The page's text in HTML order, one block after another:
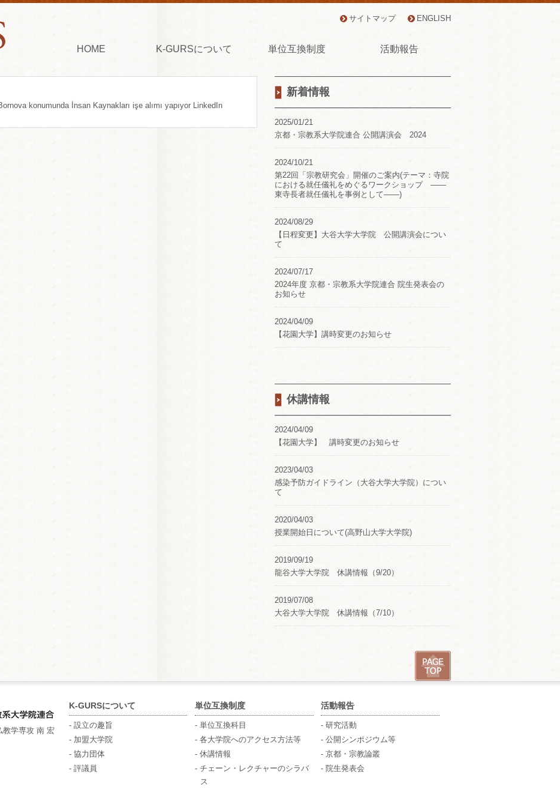
サイトマップ ENGLISH
HOME K-GURSについて 単位互換制度 活動報告
新着情報
2025/01/21
京都・宗教系大学院連合 公開講演会 2024
2024/10/21
第22回「宗教研究会」開催のご案内(テーマ：寺院
における就任儀礼をめぐるワークショップ ――
東寺長者就任儀礼を事例として――)
2024/08/29
【日程変更】大谷大学大学院 公開講演会につい
て
2024/07/17
2024年度 京都・宗教系大学院連合 院生発表会の
お知らせ
2024/04/09
【花園大学】講時変更のお知らせ
休講情報
2024/04/09
【花園大学】 講時変更のお知らせ
2023/04/03
感染予防ガイドライン（大谷大学大学院）につい
て
2020/04/03
授業開始日について(高野山大学大学院)
2019/09/19
龍谷大学大学院 休講情報（9/20）
2019/07/08
大谷大学大学院 休講情報（7/10）
konumunda İnsan Kaynakları işe alımı yapıyor LinkedIn
教学専攻 南 宏
K-GURSについて
- 設立の趣旨
- 加盟大学院
- 協力団体
- 評議員
単位互換制度
- 単位互換科目
- 各大学院へのアクセス方法等
- 休講情報
- チェーン・レクチャーのシラバ
ス
活動報告
- 研究活動
- 公開シンポジウム等
- 京都・宗教論叢
- 院生発表会